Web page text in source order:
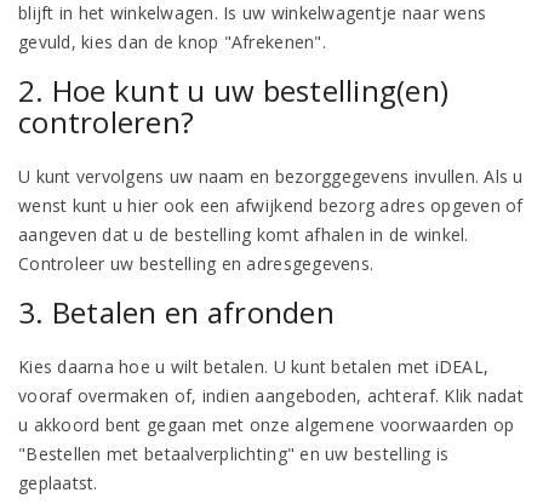
blijft in het winkelwagen. Is uw winkelwagentje naar wens
gevuld, kies dan de knop "Afrekenen".
2. Hoe kunt u uw bestelling(en)
controleren?
U kunt vervolgens uw naam en bezorggegevens invullen. Als u
wenst kunt u hier ook een afwijkend bezorg adres opgeven of
aangeven dat u de bestelling komt afhalen in de winkel.
Controleer uw bestelling en adresgegevens.
3. Betalen en afronden
Kies daarna hoe u wilt betalen. U kunt betalen met iDEAL,
vooraf overmaken of, indien aangeboden, achteraf. Klik nadat
u akkoord bent gegaan met onze algemene voorwaarden op
"Bestellen met betaalverplichting" en uw bestelling is
geplaatst.